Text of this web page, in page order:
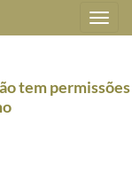
Toggle
navigation
tem permissões